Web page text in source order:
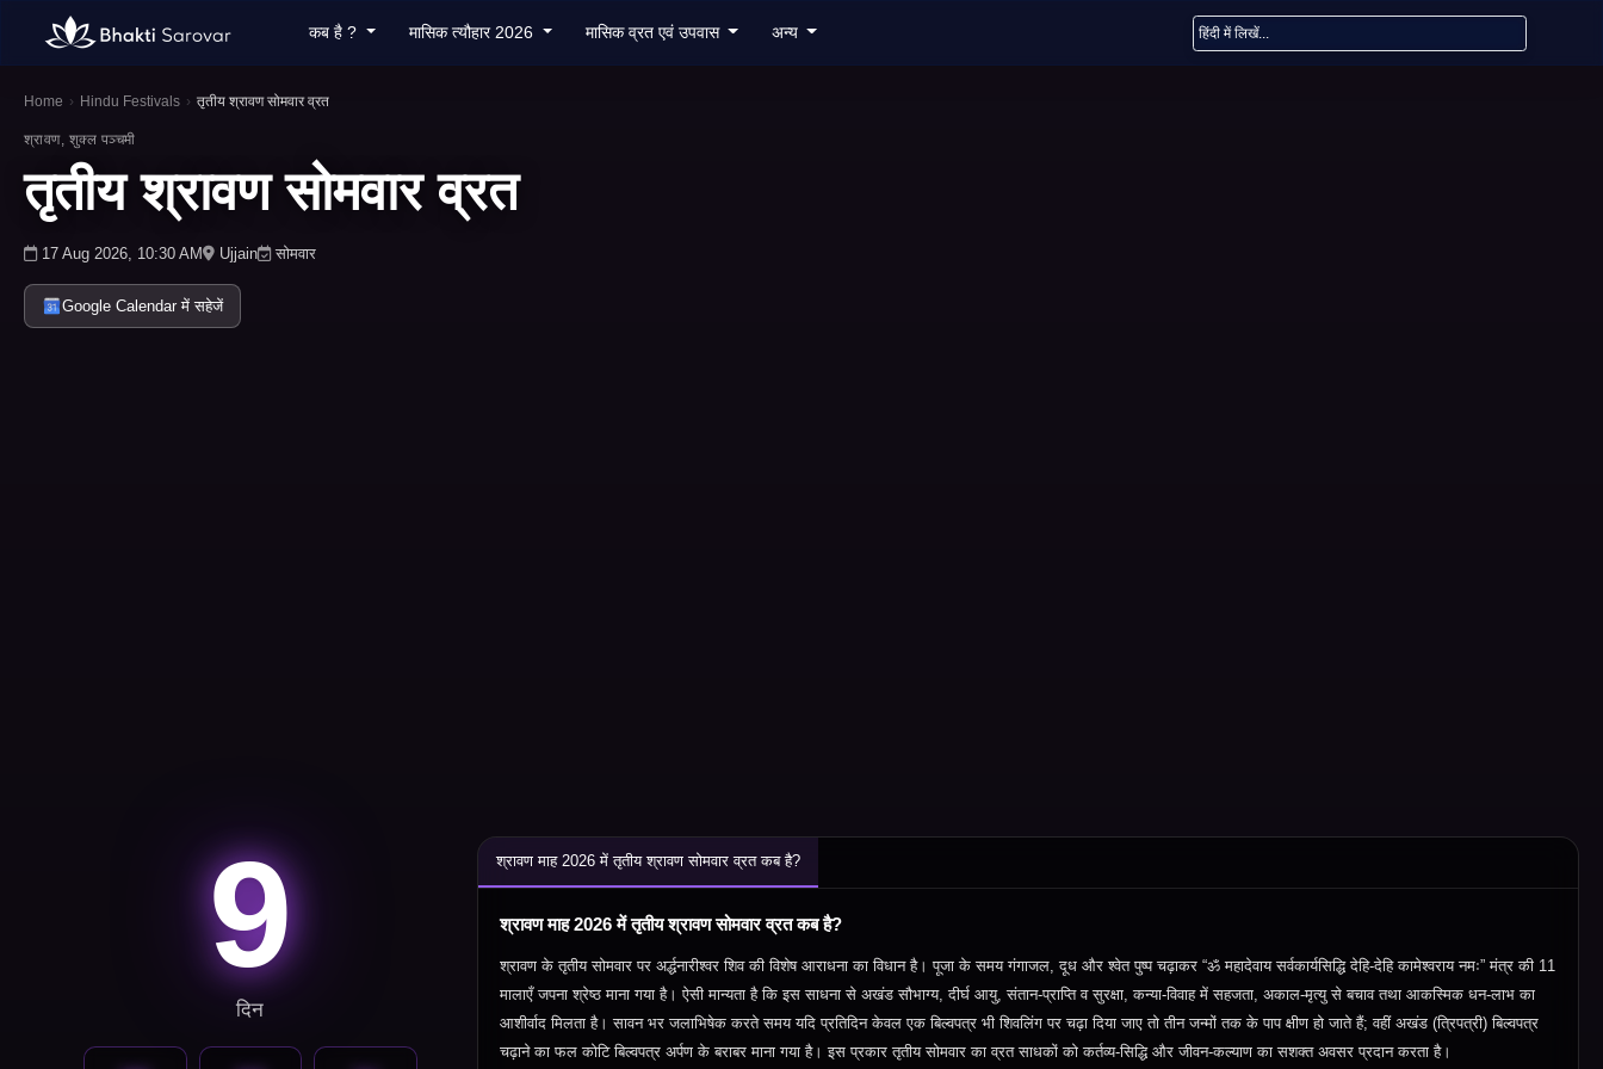
कब है ? मासिक त्यौहार 2026 मासिक व्रत एवं उपवास अन्य
Home › Hindu Festivals › तृतीय श्रावण सोमवार व्रत
श्रावण, शुक्ल पञ्चमी
तृतीय श्रावण सोमवार व्रत
17 Aug 2026, 10:30 AM Ujjain सोमवार
Google Calendar में सहेजें
9
दिन
श्रावण माह 2026 में तृतीय श्रावण सोमवार व्रत कब है?
श्रावण माह 2026 में तृतीय श्रावण सोमवार व्रत कब है?
श्रावण के तृतीय सोमवार पर अर्द्धनारीश्वर शिव की विशेष आराधना का विधान है। पूजा के समय गंगाजल,दूध और श्वेत पुष्प चढ़ाकर “ॐ महादेवाय सर्वकार्यसिद्धि देहि-देहि कामेश्वराय नमः” मंत्र की 11
मालाएँ जपना श्रेष्ठ माना गया है। ऐसी मान्यता है कि इस साधना से अखंड सौभाग्य,दीर्घ आयु,संतान-प्राप्ति व सुरक्षा,कन्या-विवाह में सहजता, अकाल-मृत्यु से बचाव तथा आकस्मिक धन-लाभ का
आशीर्वाद मिलता है। सावन भर जलाभिषेक करते समय यदि प्रतिदिन केवल एक बिल्वपत्र भी शिवलिंग पर चढ़ा दिया जाए तो तीन जन्मों तक के पाप क्षीण हो जाते हैं;वहीं अखंड (त्रिपत्री) बिल्वपत्र
चढ़ाने का फल कोटि बिल्वपत्र अर्पण के बराबर माना गया है। इस प्रकार तृतीय सोमवार का व्रत साधकों को कर्तव्य-सिद्धि और जीवन-कल्याण का सशक्त अवसर प्रदान करता है।